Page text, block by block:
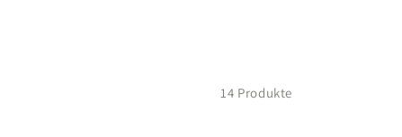
14 Produkte